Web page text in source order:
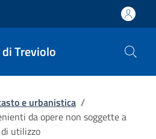
Treviolo
e urbanistica /
da opere non soggette a
utilizzo